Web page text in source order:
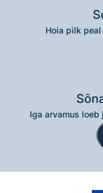
Hoia pilk
Iga arvamus loeb